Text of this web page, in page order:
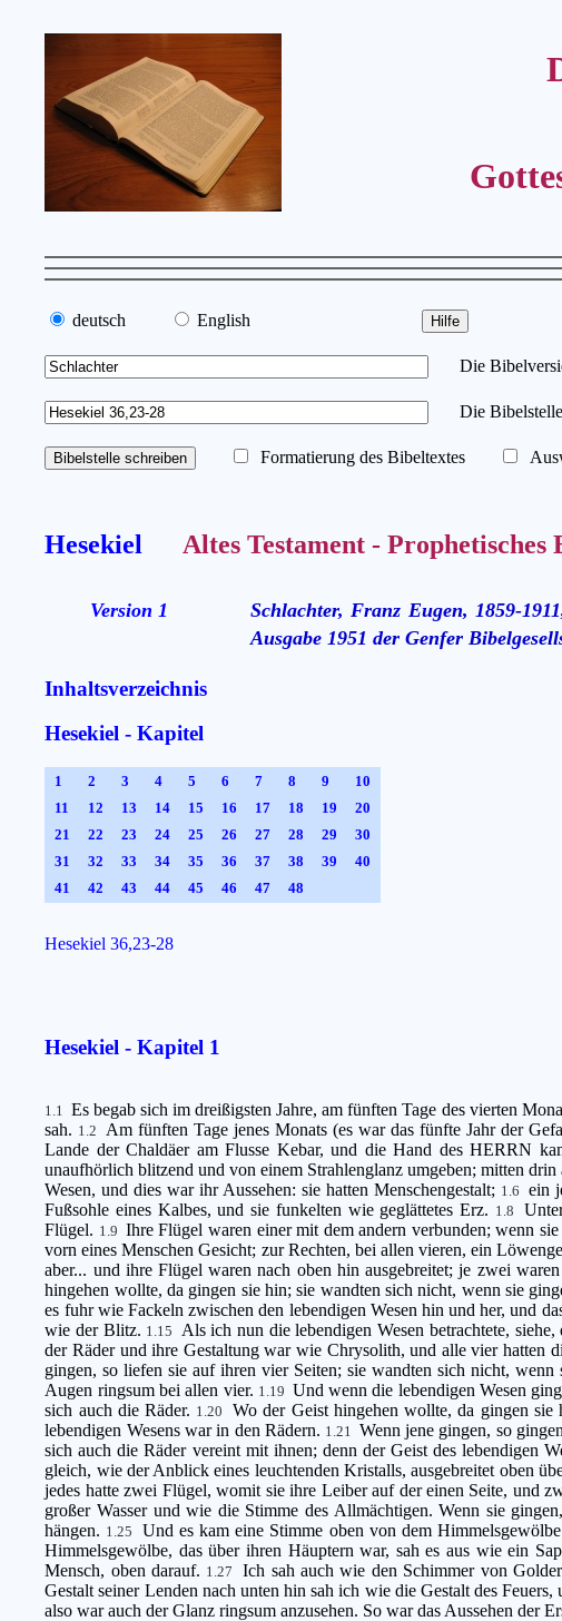
deutsch English
Die
Die
Formatierung des Bibeltextes
Hesekiel Altes Testament - Prophetisches
Version 1
Schlachter, Franz Eugen, 1859-
Ausgabe 1951 der Genfer
Inhaltsverzeichnis
Hesekiel - Kapitel
1 2 3 4 5 6 7 8 9
10
11
12 13 14 15 16 17 18 19
20
21
22 23 24 25 26 27 28 29
30
31
32 33 34 35 36 37 38 39
40
41
42 43 44 45 46 47 48
Hesekiel 36,23-28
Hesekiel - Kapitel 1
1.1 Es begab sich im dreißigsten Jahre, am fünften Tage des vierten
sah. 1.2 Am fünften Tage jenes Monats (es war das fünfte Jahr der
Lande der Chaldäer am Flusse Kebar, und die Hand des HERRN
unaufhörlich blitzend und von einem Strahlenglanz umgeben; mitten
Wesen, und dies war ihr Aussehen: sie hatten Menschengestalt; 1.6 ein
Fußsohle eines Kalbes, und sie funkelten wie geglättetes Erz. 1.8
Flügel. 1.9 Ihre Flügel waren einer mit dem andern verbunden; wenn
vorn eines Menschen Gesicht; zur Rechten, bei allen vieren, ein
aber... und ihre Flügel waren nach oben hin ausgebreitet; je zwei
hingehen wollte, da gingen sie hin; sie wandten sich nicht, wenn sie
es fuhr wie Fackeln zwischen den lebendigen Wesen hin und her, und
wie der Blitz. 1.15 Als ich nun die lebendigen Wesen betrachtete,
der Räder und ihre Gestaltung war wie Chrysolith, und alle vier hatten
gingen, so liefen sie auf ihren vier Seiten; sie wandten sich nicht, wenn
Augen ringsum bei allen vier. 1.19 Und wenn die lebendigen Wesen
sich auch die Räder. 1.20
Wo der Geist hingehen wollte, da gingen
lebendigen Wesens war in den Rädern. 1.21 Wenn jene gingen, so
sich auch die Räder vereint mit ihnen; denn der Geist des lebendigen
gleich, wie der Anblick eines leuchtenden Kristalls, ausgebreitet oben
jedes hatte zwei Flügel, womit sie ihre Leiber auf der einen Seite, und
großer Wasser und wie die Stimme des Allmächtigen. Wenn sie
hängen. 1.25 Und es kam eine Stimme oben von dem
Himmelsgewölbe, das über ihren Häuptern war, sah es aus wie ein
Mensch, oben darauf. 1.27
Ich sah auch wie den Schimmer von
Gestalt seiner Lenden nach unten hin sah ich wie die Gestalt des
also war auch der Glanz ringsum anzusehen. So war das Aussehen